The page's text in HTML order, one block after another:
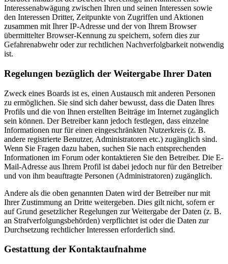
Interessenabwägung zwischen Ihren und seinen Interessen sowie
den Interessen Dritter, Zeitpunkte von Zugriffen und Aktionen
zusammen mit Ihrer IP-Adresse und der von Ihrem Browser
übermittelter Browser-Kennung zu speichern, sofern dies zur
Gefahrenabwehr oder zur rechtlichen Nachverfolgbarkeit notwendig
ist.
Regelungen bezüglich der Weitergabe Ihrer Daten
Zweck eines Boards ist es, einen Austausch mit anderen Personen
zu ermöglichen. Sie sind sich daher bewusst, dass die Daten Ihres
Profils und die von Ihnen erstellten Beiträge im Internet zugänglich
sein können. Der Betreiber kann jedoch festlegen, dass einzelne
Informationen nur für einen eingeschränkten Nutzerkreis (z. B.
andere registrierte Benutzer, Administratoren etc.) zugänglich sind.
Wenn Sie Fragen dazu haben, suchen Sie nach entsprechenden
Informationen im Forum oder kontaktieren Sie den Betreiber. Die E-
Mail-Adresse aus Ihrem Profil ist dabei jedoch nur für den Betreiber
und von ihm beauftragte Personen (Administratoren) zugänglich.
Andere als die oben genannten Daten wird der Betreiber nur mit
Ihrer Zustimmung an Dritte weitergeben. Dies gilt nicht, sofern er
auf Grund gesetzlicher Regelungen zur Weitergabe der Daten (z. B.
an Strafverfolgungsbehörden) verpflichtet ist oder die Daten zur
Durchsetzung rechtlicher Interessen erforderlich sind.
Gestattung der Kontaktaufnahme